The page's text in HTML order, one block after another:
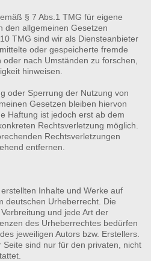
§ 7 Abs.1 TMG für eigene
den allgemeinen Gesetzen
TMG sind wir als Diensteanbieter
oder gespeicherte fremde
nach Umständen zu forschen,
hinweisen.
oder Sperrung der Nutzung von
Gesetzen bleiben hiervon
Haftung ist jedoch erst ab dem
Rechtsverletzung möglich.
Rechtsverletzungen
entfernen.
Inhalte und Werke auf
deutschen Urheberrecht. Die
und jede Art der
des Urheberrechtes bedürfen
jeweiligen Autors bzw. Erstellers.
Seite sind nur für den privaten, nicht